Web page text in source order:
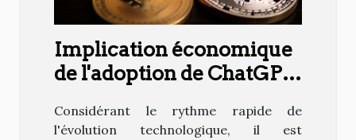
Implication économique
de l'adoption de ChatGPT
Considérant le rythme rapide de
l'évolution technologique, il est